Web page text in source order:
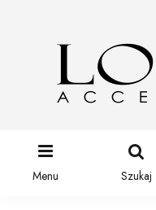
Menu Szukaj